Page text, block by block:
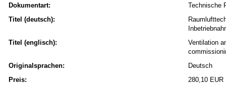
Dokumentart:
Technische
Titel (deutsch):
Titel (englisch):
Ventilation
Originalsprachen:
Deutsch
Preis:
280,10 EUR